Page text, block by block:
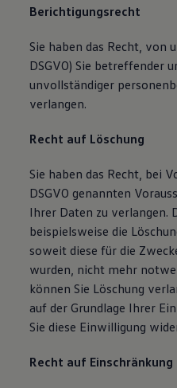
Berichtigungsrecht
Sie haben das Recht, von
DSGVO) Sie betreffender
unvollständiger
verlangen.
Recht auf Löschung
Sie haben das Recht, bei
DSGVO genannten
Ihrer Daten zu verlangen.
beispielsweise die
soweit diese für die
wurden, nicht mehr
können Sie Löschung
auf der Grundlage Ihrer
Sie diese Einwilligung
Recht auf